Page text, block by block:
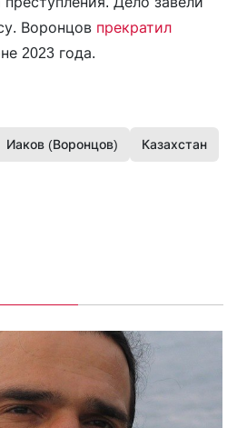
Воронцов прекратил
2023 года.
Иаков (Воронцов) Казахстан